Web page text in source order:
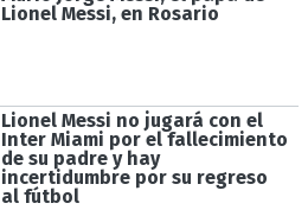
Lionel Messi, en Rosario
Lionel Messi no jugará con el
Inter Miami por el fallecimiento
de su padre y hay
incertidumbre por su regreso
al fútbol